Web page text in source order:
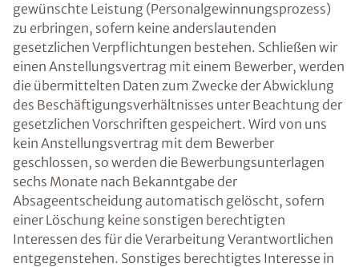
gewünschte Leistung (Personalgewinnungsprozess)
zu erbringen, sofern keine anderslautenden
gesetzlichen Verpflichtungen bestehen. Schließen wir
einen Anstellungsvertrag mit einem Bewerber, werden
die übermittelten Daten zum Zwecke der Abwicklung
des Beschäftigungsverhältnisses unter Beachtung der
gesetzlichen Vorschriften gespeichert. Wird von uns
kein Anstellungsvertrag mit dem Bewerber
geschlossen, so werden die Bewerbungsunterlagen
sechs Monate nach Bekanntgabe der
Absageentscheidung automatisch gelöscht, sofern
einer Löschung keine sonstigen berechtigten
Interessen des für die Verarbeitung Verantwortlichen
entgegenstehen. Sonstiges berechtigtes Interesse in